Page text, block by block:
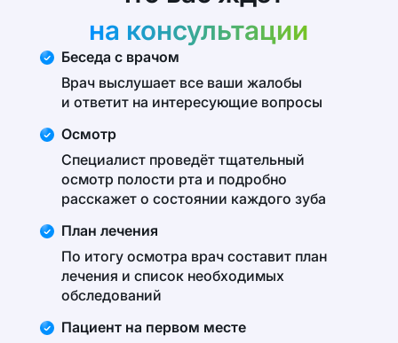
на консультации
Беседа с врачом
Врач выслушает все ваши жалобы
и ответит на интересующие вопросы
Осмотр
Специалист проведёт тщательный
осмотр полости рта и подробно
расскажет о состоянии каждого зуба
План лечения
По итогу осмотра врач составит план
лечения и список необходимых
обследований
Пациент на первом месте